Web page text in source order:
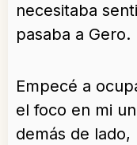
necesitaba
pasaba a Gero.
Empecé a
el foco en mi
demás de lado,